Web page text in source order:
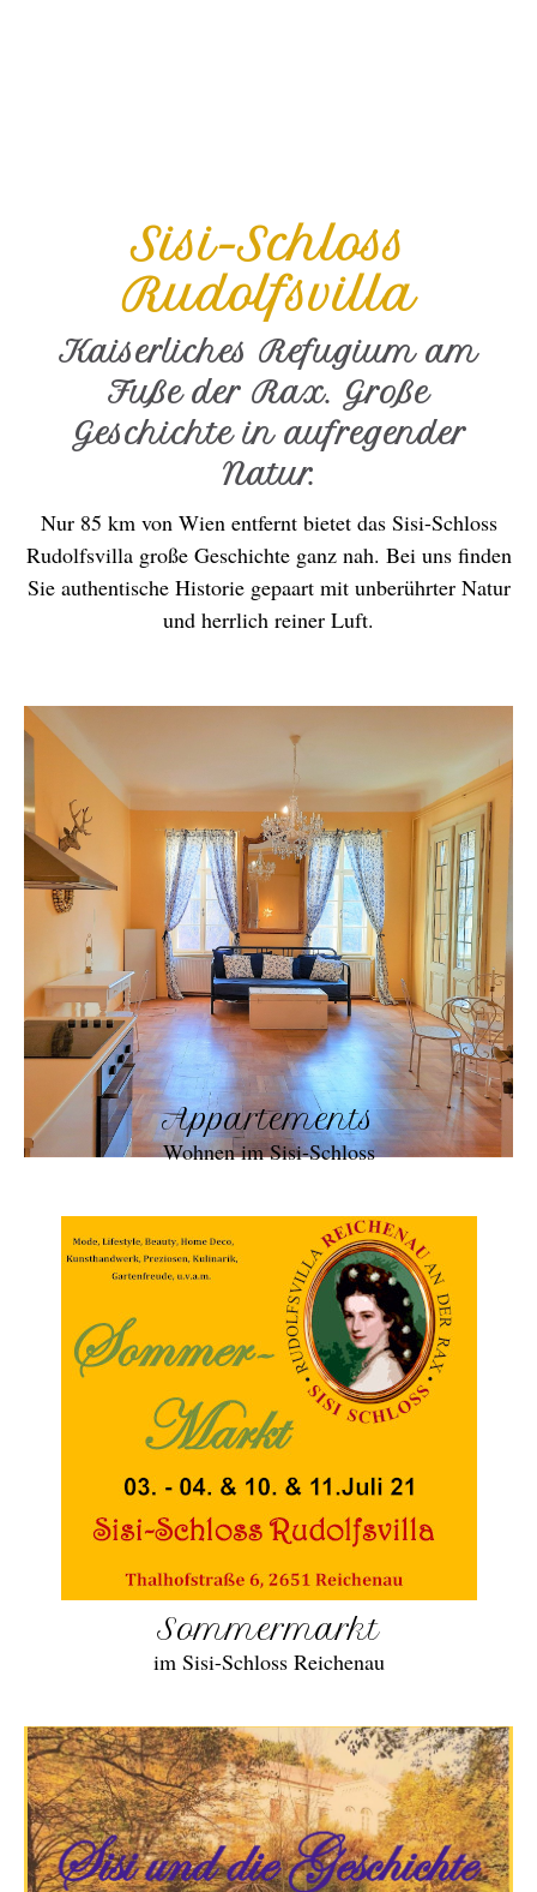
Sisi-Schloss
Rudolfsvilla
Kaiserliches Refugium am
Fuße der Rax. Große
Geschichte in aufregender
Natur.
Nur 85 km von Wien entfernt bietet das Sisi-Schloss
Rudolfsvilla große Geschichte ganz nah. Bei uns finden
Sie authentische Historie gepaart mit unberührter Natur
und herrlich reiner Luft.
Appartements
Wohnen im Sisi-Schloss
Sommermarkt
im Sisi-Schloss Reichenau